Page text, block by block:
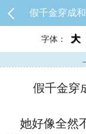
字体： 大
假千金穿成
她好像全然